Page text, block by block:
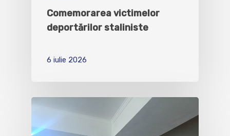
Comemorarea victimelor
deportărilor staliniste
6 iulie 2026